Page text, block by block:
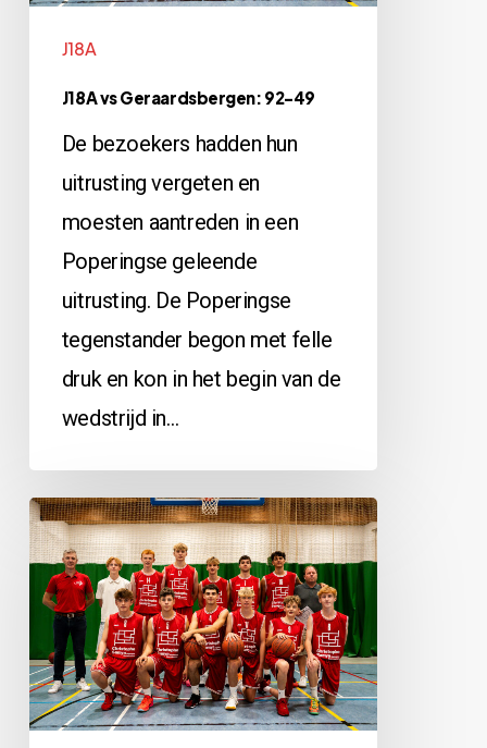
J18A
J18A vs Geraardsbergen: 92-49
De bezoekers hadden hun
uitrusting vergeten en
moesten aantreden in een
Poperingse geleende
uitrusting. De Poperingse
tegenstander begon met felle
druk en kon in het begin van de
wedstrijd in…
Falco
Gent
vs
J18A:
52-
77